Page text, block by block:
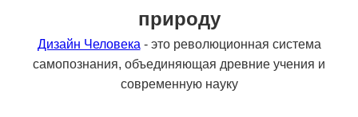
природу
Дизайн Человека - это революционная система
самопознания, объединяющая древние учения и
современную науку